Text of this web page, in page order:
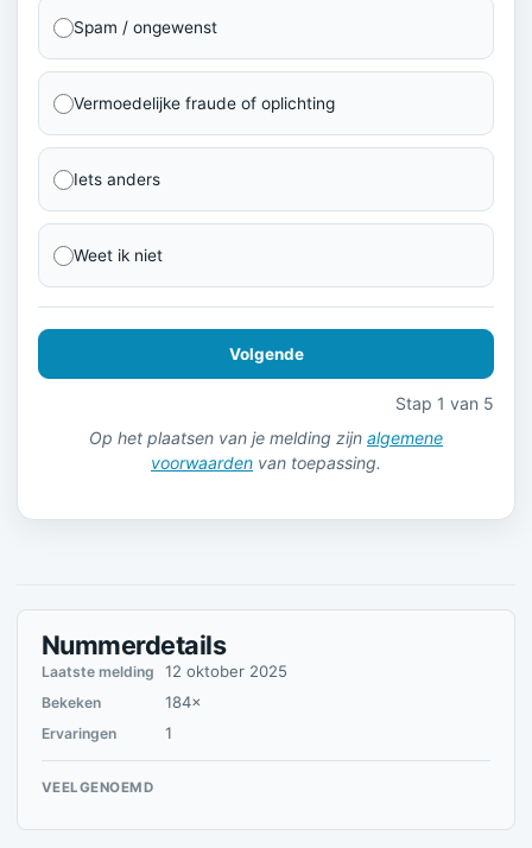
Spam / ongewenst
Vermoedelijke fraude of oplichting
Iets anders
Weet ik niet
Volgende
Stap 1 van 5
Op het plaatsen van je melding zijn algemene
voorwaarden van toepassing.
Nummerdetails
Laatste melding 12 oktober 2025
Bekeken 184×
Ervaringen 1
VEELGENOEMD